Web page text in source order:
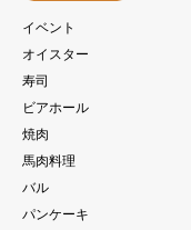
イベント
オイスター
寿司
ビアホール
焼肉
馬肉料理
バル
パンケーキ